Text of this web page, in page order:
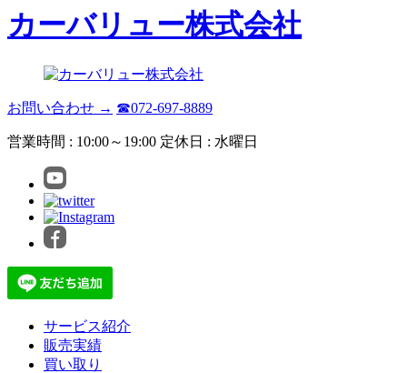
カーバリュー株式会社
お問い合わせ → ☎072-697-8889
営業時間 : 10:00～19:00 定休日 : 水曜日
サービス紹介
販売実績
買い取り